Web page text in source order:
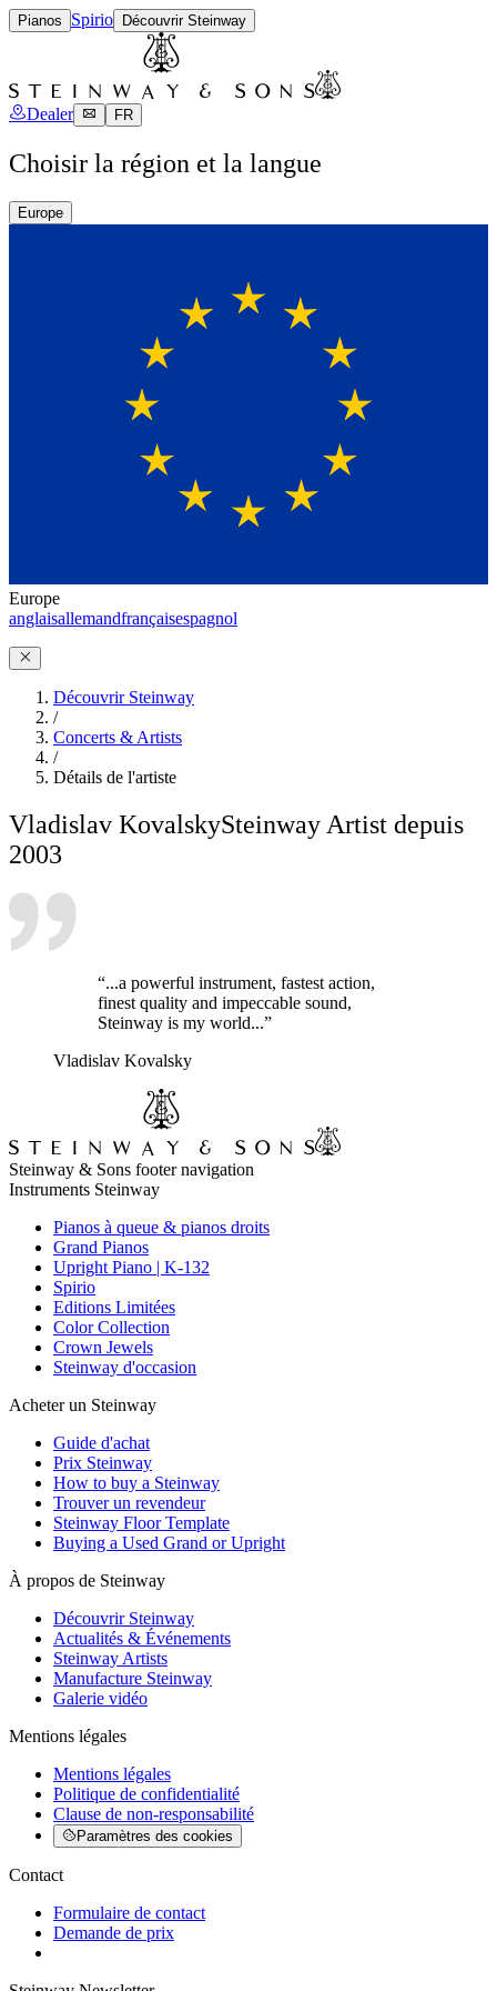
Pianos Spirio Découvrir Steinway
Dealer FR
Choisir la région et la langue
Europe
Europe
anglaisallemandfrançaisespagnol
Découvrir Steinway
/
Concerts & Artists
/
Détails de l'artiste
Vladislav KovalskySteinway Artist depuis
2003
“...a powerful instrument, fastest action,
finest quality and impeccable sound,
Steinway is my world...”
Vladislav Kovalsky
Steinway & Sons footer navigation
Instruments Steinway
Pianos à queue & pianos droits
Grand Pianos
Upright Piano | K-132
Spirio
Editions Limitées
Color Collection
Crown Jewels
Steinway d'occasion
Acheter un Steinway
Guide d'achat
Prix Steinway
How to buy a Steinway
Trouver un revendeur
Steinway Floor Template
Buying a Used Grand or Upright
À propos de Steinway
Découvrir Steinway
Actualités & Événements
Steinway Artists
Manufacture Steinway
Galerie vidéo
Mentions légales
Mentions légales
Politique de confidentialité
Clause de non-responsabilité
Paramètres des cookies
Contact
Formulaire de contact
Demande de prix